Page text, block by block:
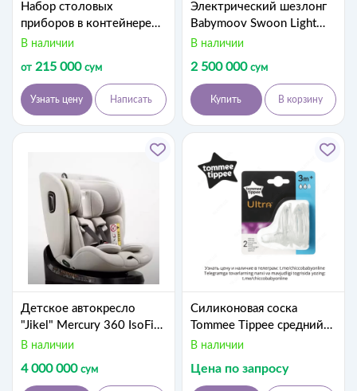
Набор столовых
приборов в контейнере
Miniland Terra picnet blush
В наличии
от 215 000 сум
Узнать цену Написать
Электрический шезлонг
Babymoov Swoon Light
(Франция)
В наличии
2 500 000 сум
Купить В корзину
Детское автокресло
"Jikel" Mercury 360 IsoFix
JK804447-62 (Франция)
В наличии
4 000 000 сум
Силиконовая соска
Tommee Tippee средний
поток от 3 месяцев
В наличии
Цена по запросу